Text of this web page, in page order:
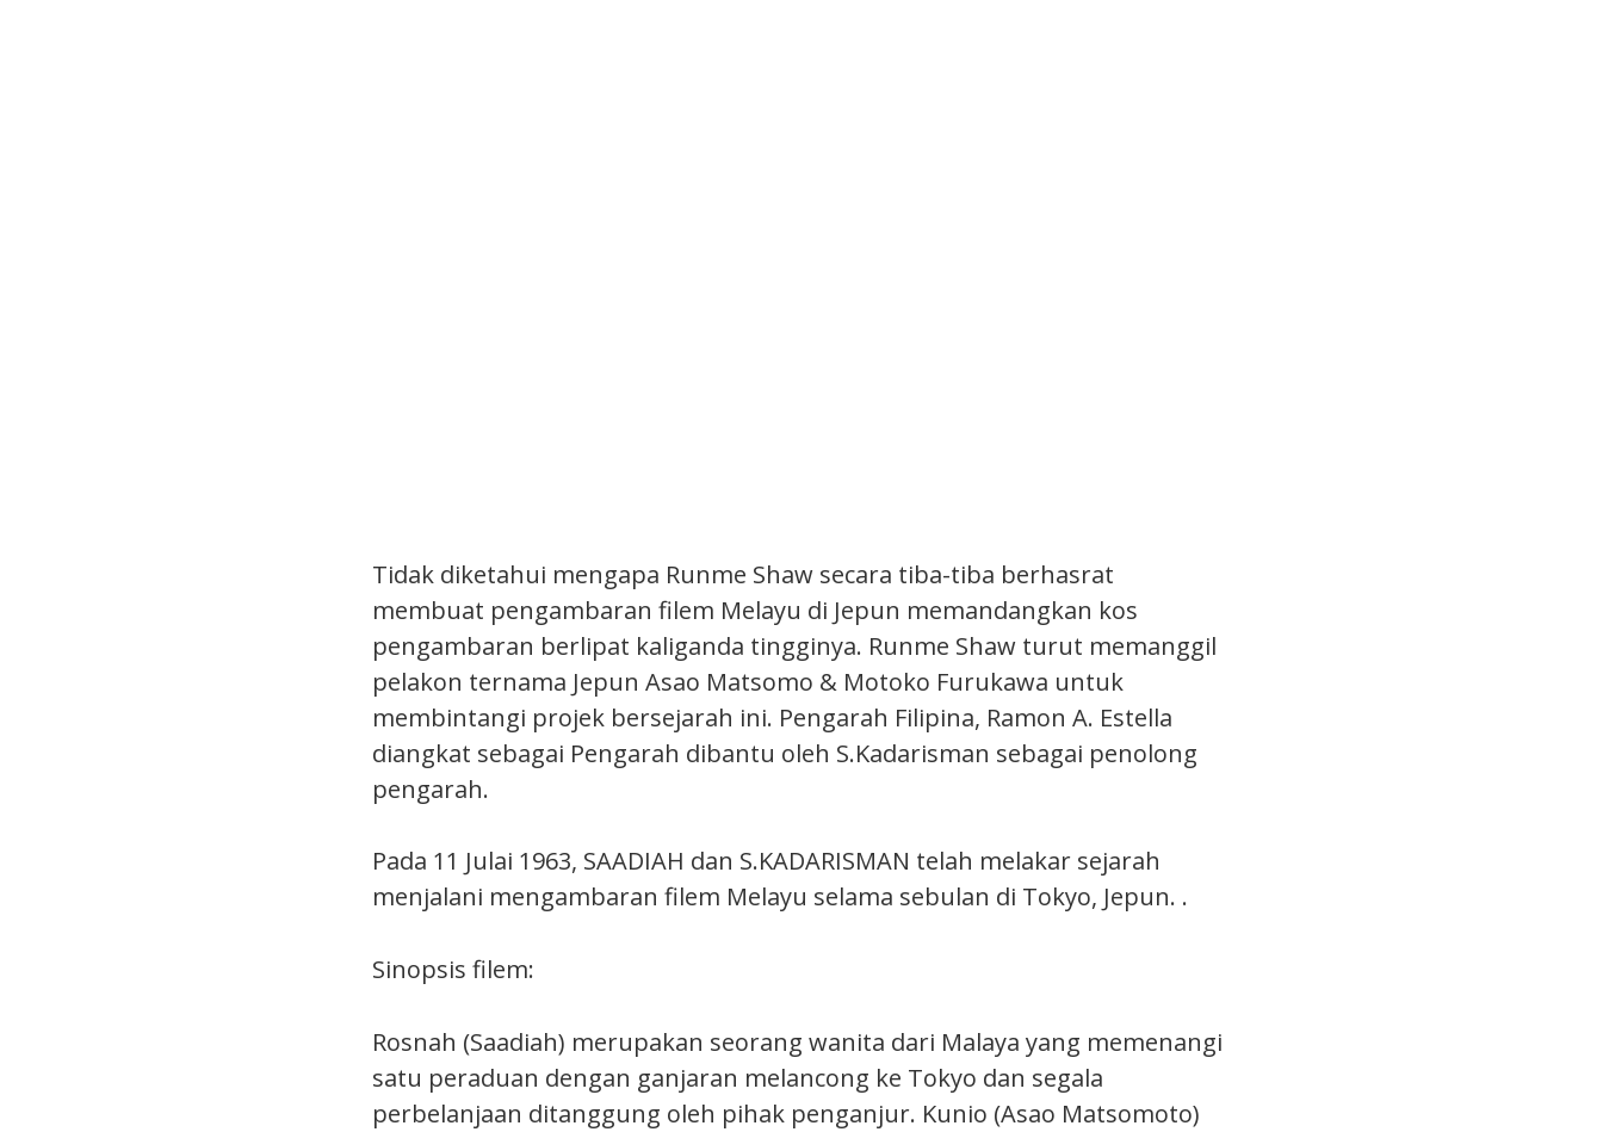
Tidak diketahui mengapa Runme Shaw secara tiba-tiba berhasrat
membuat pengambaran filem Melayu di Jepun memandangkan kos
pengambaran berlipat kaliganda tingginya. Runme Shaw turut memanggil
pelakon ternama Jepun Asao Matsomo & Motoko Furukawa untuk
membintangi projek bersejarah ini. Pengarah Filipina, Ramon A. Estella
diangkat sebagai Pengarah dibantu oleh S.Kadarisman sebagai penolong
pengarah.
Pada 11 Julai 1963, SAADIAH dan S.KADARISMAN telah melakar sejarah
menjalani mengambaran filem Melayu selama sebulan di Tokyo, Jepun. .
Sinopsis filem:
Rosnah (Saadiah) merupakan seorang wanita dari Malaya yang memenangi
satu peraduan dengan ganjaran melancong ke Tokyo dan segala
perbelanjaan ditanggung oleh pihak penganjur. Kunio (Asao Matsomoto)